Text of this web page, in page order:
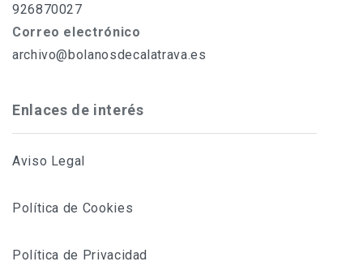
926870027
Correo electrónico
archivo@bolanosdecalatrava.es
Enlaces de interés
Aviso Legal
Política de Cookies
Política de Privacidad